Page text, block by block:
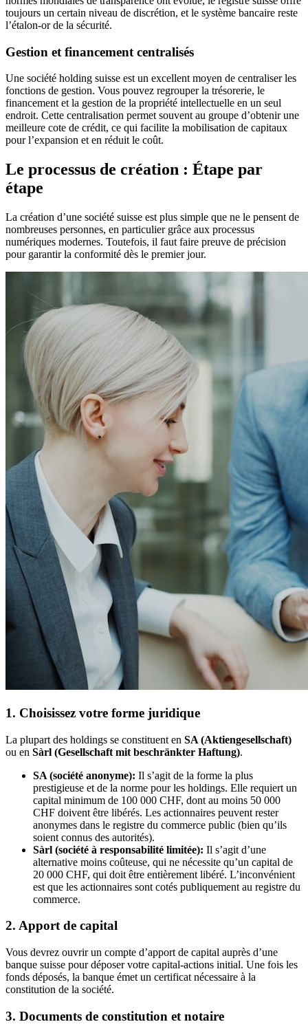
toujours un certain niveau de discrétion, et le système bancaire reste
l’étalon-or de la sécurité.
Gestion et financement centralisés
Une société holding suisse est un excellent moyen de centraliser les
fonctions de gestion. Vous pouvez regrouper la trésorerie, le
financement et la gestion de la propriété intellectuelle en un seul
endroit. Cette centralisation permet souvent au groupe d’obtenir une
meilleure cote de crédit, ce qui facilite la mobilisation de capitaux
pour l’expansion et en réduit le coût.
Le processus de création : Étape par
étape
La création d’une société suisse est plus simple que ne le pensent de
nombreuses personnes, en particulier grâce aux processus
numériques modernes. Toutefois, il faut faire preuve de précision
pour garantir la conformité dès le premier jour.
1. Choisissez votre forme juridique
La plupart des holdings se constituent en SA (Aktiengesellschaft)
ou en Sàrl (Gesellschaft mit beschränkter Haftung).
SA (société anonyme): Il s’agit de la forme la plus
prestigieuse et de la norme pour les holdings. Elle requiert un
capital minimum de 100 000 CHF, dont au moins 50 000
CHF doivent être libérés. Les actionnaires peuvent rester
anonymes dans le registre du commerce public (bien qu’ils
soient connus des autorités).
Sàrl (société à responsabilité limitée): Il s’agit d’une
alternative moins coûteuse, qui ne nécessite qu’un capital de
20 000 CHF, qui doit être entièrement libéré. L’inconvénient
est que les actionnaires sont cotés publiquement au registre du
commerce.
2. Apport de capital
Vous devrez ouvrir un compte d’apport de capital auprès d’une
banque suisse pour déposer votre capital-actions initial. Une fois les
fonds déposés, la banque émet un certificat nécessaire à la
constitution de la société.
3. Documents de constitution et notaire